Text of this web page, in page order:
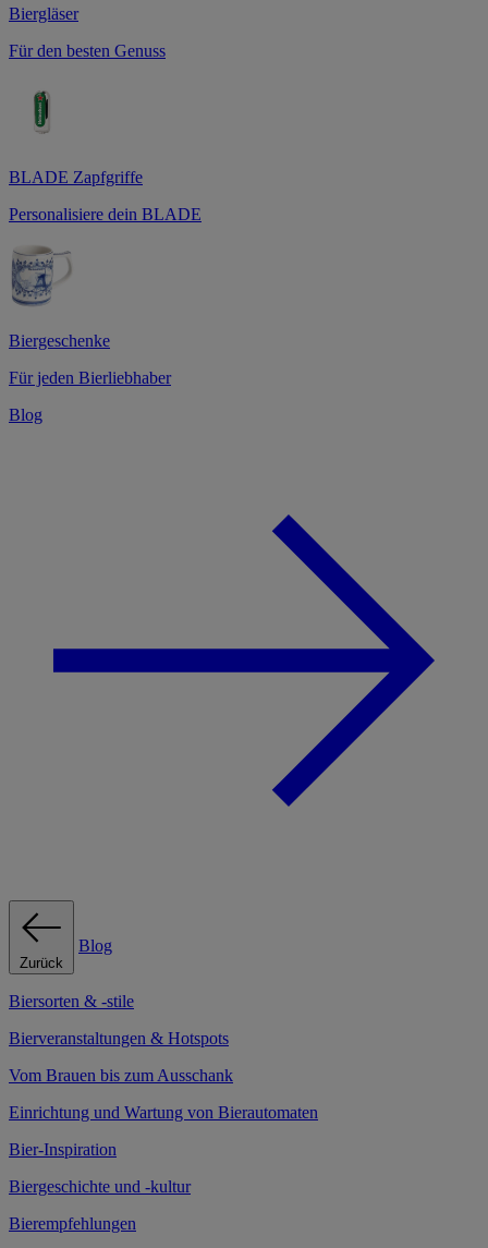
Biergläser
Für den besten Genuss
BLADE Zapfgriffe
Personalisiere dein BLADE
Biergeschenke
Für jeden Bierliebhaber
Blog
Zurück
Blog
Biersorten & -stile
Bierveranstaltungen & Hotspots
Vom Brauen bis zum Ausschank
Einrichtung und Wartung von Bierautomaten
Bier-Inspiration
Biergeschichte und -kultur
Bierempfehlungen